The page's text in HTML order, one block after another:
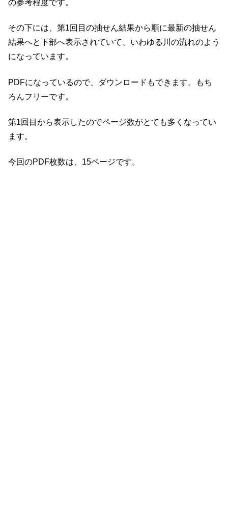
の参考程度です。
その下には、第1回目の抽せん結果から順に最新の抽せん
結果へと下部へ表示されていて、いわゆる川の流れのよう
になっています。
PDFになっているので、ダウンロードもできます。もち
ろんフリーです。
第1回目から表示したのでページ数がとても多くなってい
ます。
今回のPDF枚数は、15ページです。